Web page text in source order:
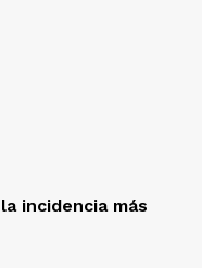
incidencia más